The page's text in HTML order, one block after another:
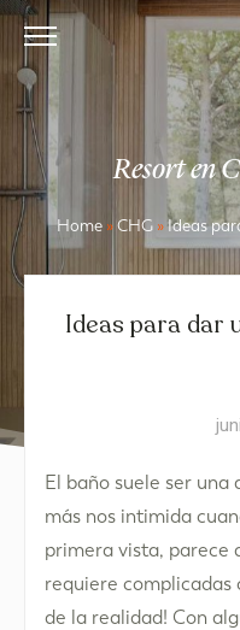
Resort en
Home»CHG»Ideas
Ideas para dar
El baño suele ser una
más nos intimida
primera vista, parece
requiere complicadas
de la realidad! Con